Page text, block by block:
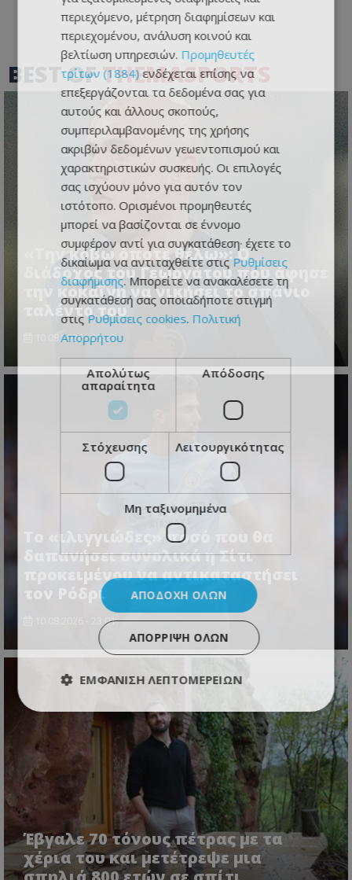
BEST OFTHEMASPORTS
«Την κόβω όποτε θέλω»: Ο
διάδοχος του Γεωργάτου που άφησε
την κοκαΐνη να νικήσει το σπάνιο
ταλέντο του
10.08.2026 - 23:23
Το «ιλιγγιώδες» ποσό που θα
δαπανήσει συνολικά η Σίτι
προκειμένου να αντικαταστήσει
τον Ρόδρι
10.08.2026 - 23:01
Έβγαλε 70 τόνους πέτρας με τα
χέρια του και μετέτρεψε μια
περιεχόμενο, μέτρηση διαφημίσεων και
περιεχομένου, ανάλυση κοινού και
βελτίωση υπηρεσιών. Προμηθευτές
τρίτων (1884) ενδέχεται επίσης να
επεξεργάζονται τα δεδομένα σας για
αυτούς και άλλους σκοπούς,
συμπεριλαμβανομένης της χρήσης
ακριβών δεδομένων γεωεντοπισμού και
χαρακτηριστικών συσκευής. Οι επιλογές
σας ισχύουν μόνο για αυτόν τον
ιστότοπο. Ορισμένοι προμηθευτές
μπορεί να βασίζονται σε έννομο
συμφέρον αντί για συγκατάθεση· έχετε το
δικαίωμα να αντιταχθείτε στιςΡυθμίσεις
διαφήμισης. Μπορείτε να ανακαλέσετε τη
συγκατάθεσή σας οποιαδήποτε στιγμή
στιςΡυθμίσεις cookies. Πολιτική
Απορρήτου
Απολύτως
απαραίτητα
Απόδοσης
Στόχευσης Λειτουργικότητας
Μη ταξινομημένα
ΑΠΟΔΟΧΉ ΌΛΩΝ
ΑΠΌΡΡΙΨΗ ΌΛΩΝ
ΕΜΦΆΝΙΣΗ ΛΕΠΤΟΜΕΡΕΙΏΝ